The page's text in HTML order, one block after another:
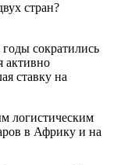
стран?
сократились
активно
ставку на
логистическим
в Африку и на